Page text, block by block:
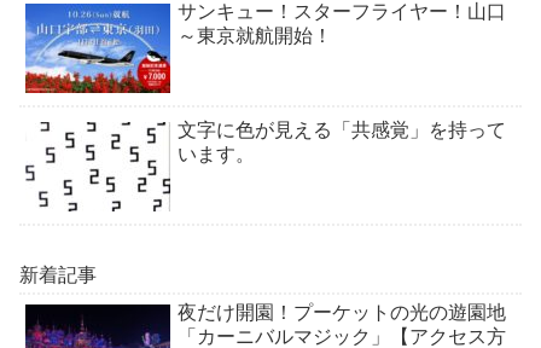
サンキュー！スターフライヤー！山口
～東京就航開始！
文字に色が見える「共感覚」を持って
います。
新着記事
夜だけ開園！プーケットの光の遊園地
「カーニバルマジック」【アクセス方